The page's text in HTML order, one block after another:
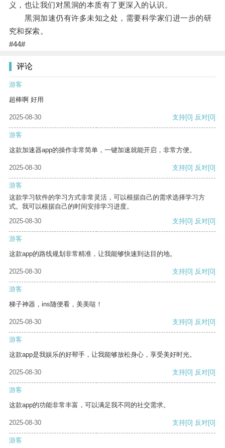
义，也让我们对黑洞的本质有了更深入的认识。
黑洞加速仍有许多未知之处，需要科学家们进一步的研
究和探索。
#44#
评论
游客
超棒啊 好用
2025-08-30 支持[0] 反对[0]
游客
这款加速器app的操作非常简单，一键加速就能开启，非常方便。
2025-08-30 支持[0] 反对[0]
游客
这款学习软件的学习方式非常灵活，可以根据自己的需求选择学习方
式。我可以根据自己的时间安排学习进度。
2025-08-30
支持[0] 反对[0]
游客
这款app的路线规划非常精准，让我能够快速到达目的地。
2025-08-30 支持[0] 反对[0]
游客
梯子神器，ins随便看，美美哒！
2025-08-30 支持[0] 反对[0]
游客
这款app是我娱乐的好帮手，让我能够放松身心，享受美好时光。
2025-08-30 支持[0] 反对[0]
游客
这款app的功能非常丰富，可以满足我不同的社交需求。
2025-08-30 支持[0] 反对[0]
游客